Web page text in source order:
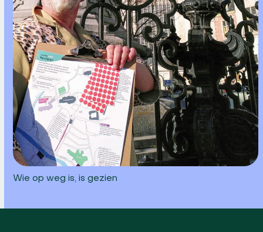
Wie op weg is, is gezien